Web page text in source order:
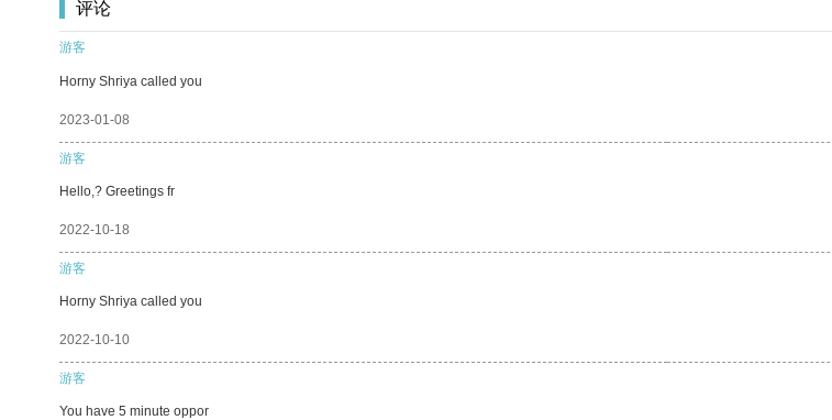
评论
游客
Horny Shriya called you
2023-01-08
游客
Hello,? Greetings fr
2022-10-18
游客
Horny Shriya called you
2022-10-10
游客
You have 5 minute oppor